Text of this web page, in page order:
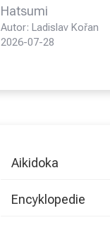
Hatsumi
Autor: Ladislav Kořan
2026-07-28
Aikidoka
Encyklopedie